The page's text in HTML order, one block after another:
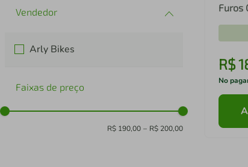
Arly Bikes
Faixas de preço
R$ 190,00 – R$ 200,00
Furos
R$
No